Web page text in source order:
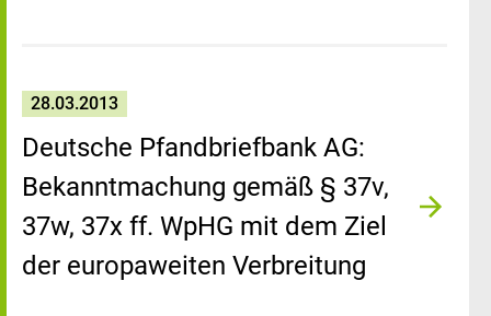
28.03.2013
Deutsche Pfandbriefbank AG:
Bekanntmachung gemäß § 37v,
37w, 37x ff. WpHG mit dem Ziel
der europaweiten Verbreitung